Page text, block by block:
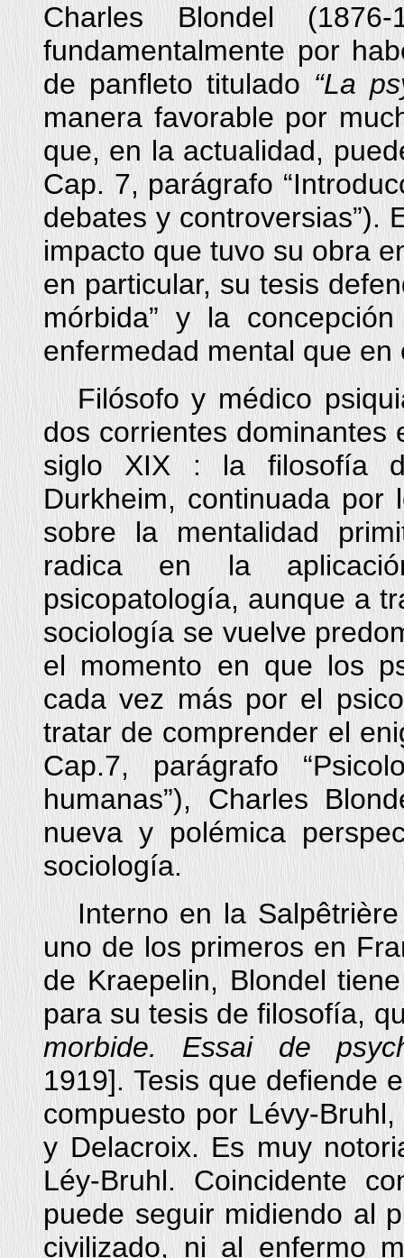
Charles Blondel
fundamentalmente por
de panfleto titulado “La
manera favorable por
que, en la actualidad,
Cap. 7, parágrafo
debates y controversias”).
impacto que tuvo su obra
en particular, su tesis
mórbida” y la
enfermedad mental que en
Filósofo y médico
dos corrientes
siglo XIX : la filosofía
Durkheim, continuada por
sobre la mentalidad
radica en la
psicopatología, aunque a
sociología se vuelve
el momento en que los
cada vez más por el
tratar de comprender el
Cap.7, parágrafo
humanas”), Charles
nueva y polémica
sociología.
Interno en la
uno de los primeros en
de Kraepelin, Blondel
para su tesis de filosofía,
morbide. Essai de
1919]. Tesis que defiende
compuesto por Lévy-
y Delacroix. Es muy
Léy-Bruhl. Coincidente
puede seguir midiendo al
civilizado, ni al enfermo